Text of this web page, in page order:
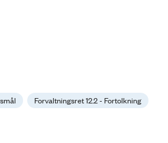
Forvaltningsret 12.2 - Fortolkning